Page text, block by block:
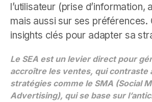
l’utilisateur (prise d’information,
mais aussi sur ses préférences.
insights clés pour adapter sa
Le SEA est un levier direct pour
accroître les ventes, qui contraste
stratégies comme le SMA (Social
Advertising), qui se base sur